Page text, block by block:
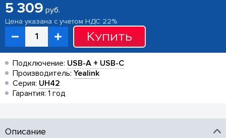
5 309 руб.
Цена указана с учетом НДС 22%
Купить
Подключение: USB-A + USB-C
Производитель: Yealink
Серия: UH42
Гарантия: 1 год
Описание